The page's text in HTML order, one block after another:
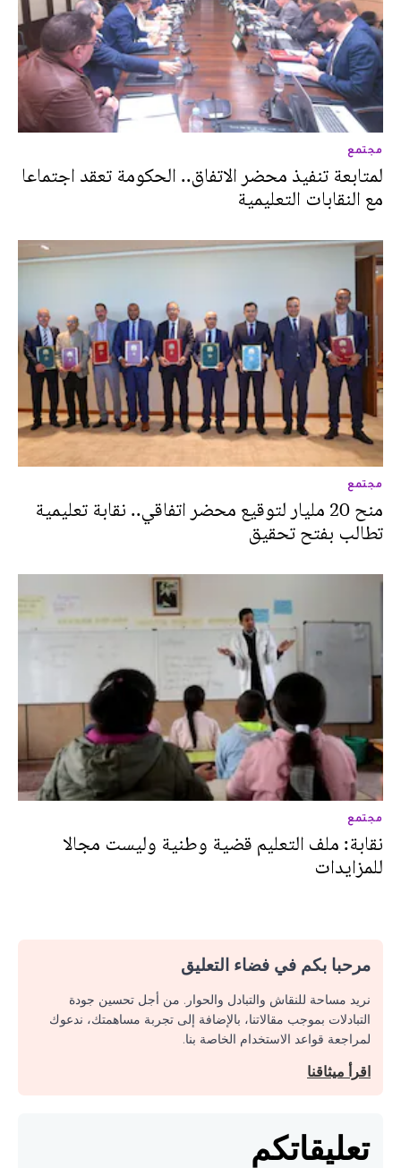
مجتمع
لمتابعة تنفيذ محضر الاتفاق.. الحكومة تعقد اجتماعا
مع النقابات التعليمية
مجتمع
منح 20 مليار لتوقيع محضر اتفاقي.. نقابة تعليمية
تطالب بفتح تحقيق
مجتمع
نقابة: ملف التعليم قضية وطنية وليست مجالا
للمزايدات
مرحبا بكم في فضاء التعليق
نريد مساحة للنقاش والتبادل والحوار. من أجل تحسين جودة
التبادلات بموجب مقالاتنا، بالإضافة إلى تجربة مساهمتك، ندعوك
لمراجعة قواعد الاستخدام الخاصة بنا.
اقرأ ميثاقنا
تعليقاتكم